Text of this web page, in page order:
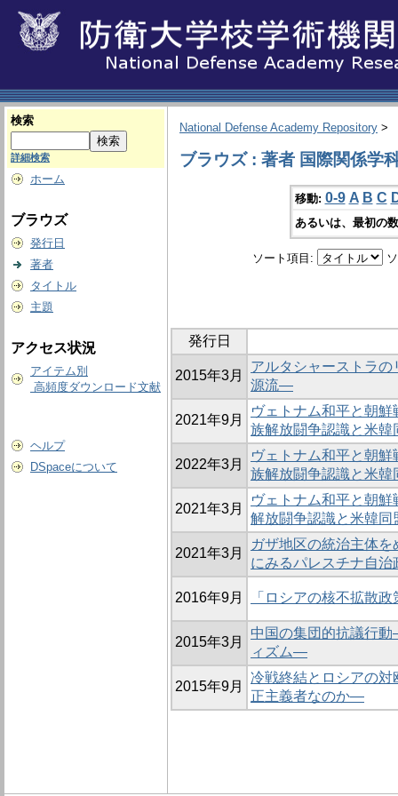
検索
詳細検索
ホーム
ブラウズ
発行日
著者
タイトル
主題
アクセス状況
アイテム別
高頻度ダウンロード文献
ヘルプ
DSpaceについて
National Defense Academy Repository >
ブラウズ : 著者 国際関係学
移動: 0-9 A B C
あるいは、最初の
ソート項目:
発行日
2015年3月
アルタシャーストラ
源流―
2021年9月
ヴェトナム和平と朝
族解放闘争認識と米韓
2022年3月
ヴェトナム和平と朝
族解放闘争認識と
2021年3月
ヴェトナム和平と朝
解放闘争認識と米韓同
2021年3月
ガザ地区の統治主体
にみるパレスチナ自
2016年9月 「ロシアの核不拡散
2015年3月
中国の集団的抗議行
ィズム―
2015年9月
冷戦終結とロシアの
正主義者なのか―